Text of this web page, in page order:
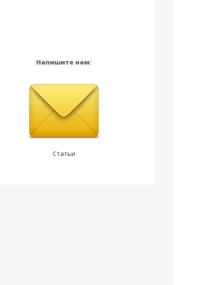
Напишите нам:
Статьи